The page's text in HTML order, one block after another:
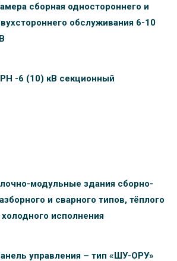
сборная одностороннего и
обслуживания 6-10
-6 (10) кВ секционный
модульные здания сборно-
и сварного типов, тёплого
холодного исполнения
управления – тип «ШУ-ОРУ»